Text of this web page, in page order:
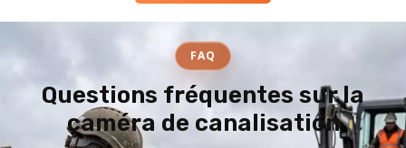
FAQ
Questions fréquentes sur la
caméra de canalisation